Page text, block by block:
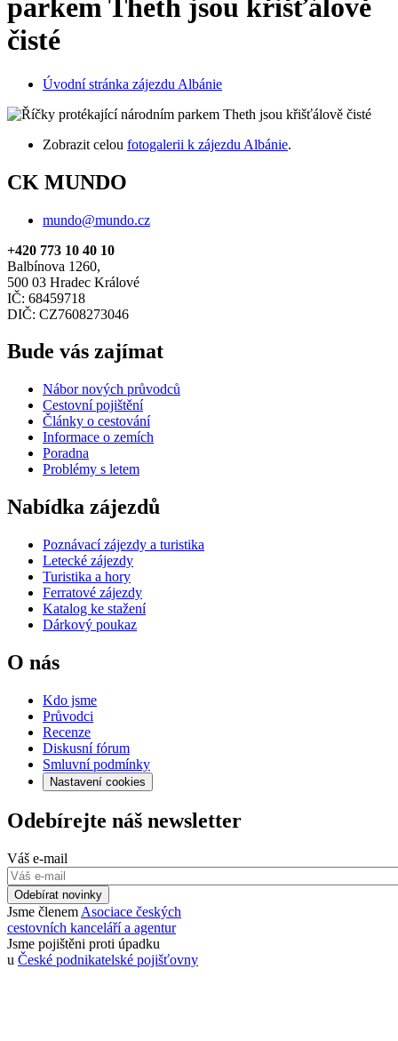
parkem Theth jsou křišťálově
čisté
Úvodní stránka zájezdu Albánie
Zobrazit celou fotogalerii k zájezdu Albánie.
CK MUNDO
mundo@mundo.cz
+420 773 10 40 10
Balbínova 1260,
500 03 Hradec Králové
IČ: 68459718
DIČ: CZ7608273046
Bude vás zajímat
Nábor nových průvodců
Cestovní pojištění
Články o cestování
Informace o zemích
Poradna
Problémy s letem
Nabídka zájezdů
Poznávací zájezdy a turistika
Letecké zájezdy
Turistika a hory
Ferratové zájezdy
Katalog ke stažení
Dárkový poukaz
O nás
Kdo jsme
Průvodci
Recenze
Diskusní fórum
Smluvní podmínky
Nastavení cookies
Odebírejte náš newsletter
Váš e-mail
Odebírat novinky
Jsme členem Asociace českých
cestovních kanceláří a agentur
Jsme pojištěni proti úpadku
u České podnikatelské pojišťovny